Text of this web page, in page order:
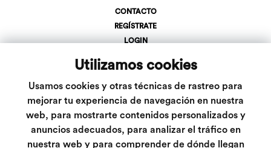
Utilizamos cookies
Usamos cookies y otras técnicas de rastreo para
mejorar tu experiencia de navegación en nuestra
web, para mostrarte contenidos personalizados y
anuncios adecuados, para analizar el tráfico en
nuestra web y para comprender de dónde llegan
CONTACTO
REGÍSTRATE
LOGIN
info@inveslar.com
Follow us